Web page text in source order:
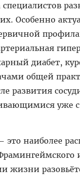
Особенно
диабет,
общей
развития
уже с
наиболее
жизни